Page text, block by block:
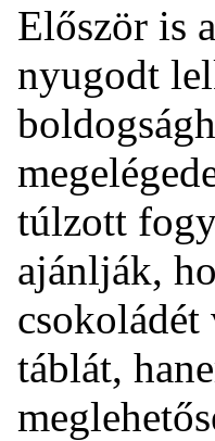
Először is
nyugodt
túlzott
ajánlják,
csokoládét
táblát,